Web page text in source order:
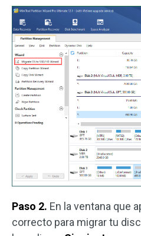
Paso 2. En la ventana que
correcto para migrar tu